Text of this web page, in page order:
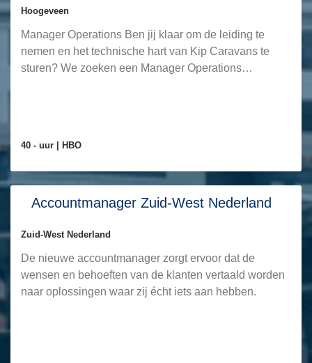
Hoogeveen
Manager Operations Ben jij klaar om de leiding te
nemen en het technische hart van Kip Caravans te
sturen? We zoeken een Manager Operations…
40 - uur | HBO
Accountmanager Zuid-West Nederland
Zuid-West Nederland
De nieuwe accountmanager zorgt ervoor dat de
wensen en behoeften van de klanten vertaald worden
naar oplossingen waar zij écht iets aan hebben.